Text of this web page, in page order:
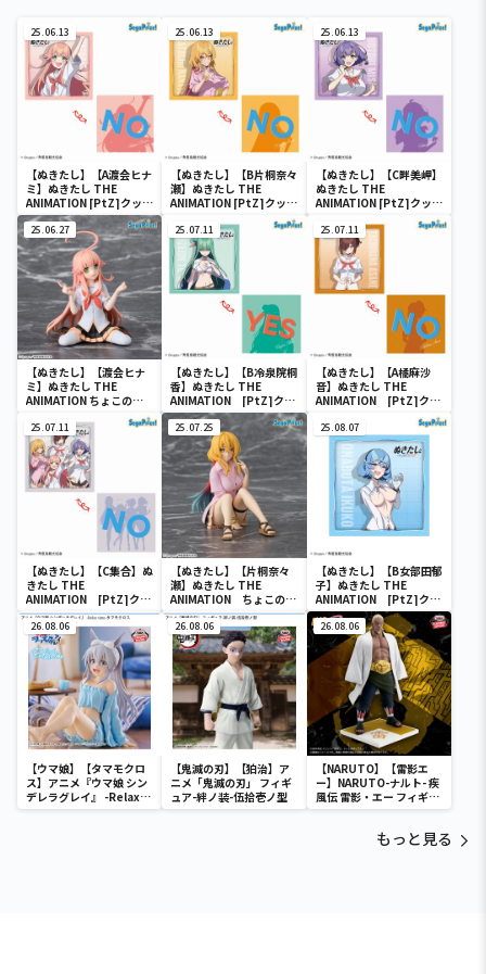
25.06.13
【ぬきたし】【A渡会ヒナ
ミ】ぬきたし THE
ANIMATION [PtZ]クッシ
ョン
25.06.13
【ぬきたし】【B片桐奈々
瀬】ぬきたし THE
ANIMATION [PtZ]クッシ
25.06.13
【ぬきたし】【C畔美岬】
ぬきたし THE
ANIMATION [PtZ]クッシ
25.06.27
【ぬきたし】【渡会ヒナ
ミ】ぬきたし THE
ANIMATION ちょこのせ
[PM]フィギュア“渡会ヒ
ナミ”
25.07.11
【ぬきたし】【B冷泉院桐
香】ぬきたし THE
ANIMATION [PtZ]クッ
ションVol.2
25.07.11
【ぬきたし】【A橘麻沙
音】ぬきたし THE
ANIMATION [PtZ]クッ
25.07.11
【ぬきたし】【C集合】ぬ
きたし THE
ANIMATION [PtZ]クッ
ションVol.2
25.07.25
【ぬきたし】【片桐奈々
瀬】ぬきたし THE
ANIMATION ちょこの
せ [PM]フィギュア“片
桐奈々瀬”
25.08.07
【ぬきたし】【B女部田郁
子】ぬきたし THE
ANIMATION [PtZ]クッ
ションVol.3
26.08.06
【ウマ娘】【タマモクロ
ス】アニメ『ウマ娘 シン
デレラグレイ』 -Relax
time-タマモクロス
26.08.06
【鬼滅の刃】【狛治】ア
ニメ「鬼滅の刃」 フィギ
ュア-絆ノ装-伍拾壱ノ型
26.08.06
【NARUTO】【雷影エ
ー】NARUTO-ナルト- 疾
風伝 雷影・エー フィギュ
ア～五影集結…!!～
もっと見る